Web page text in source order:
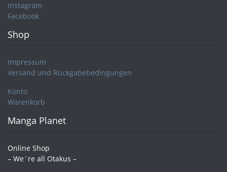
Instagram
Facebook
Shop
Impressum
Versand und Rückgabebedingungen
Konto
Warenkorb
Manga Planet
Online Shop
– We´re all Otakus –